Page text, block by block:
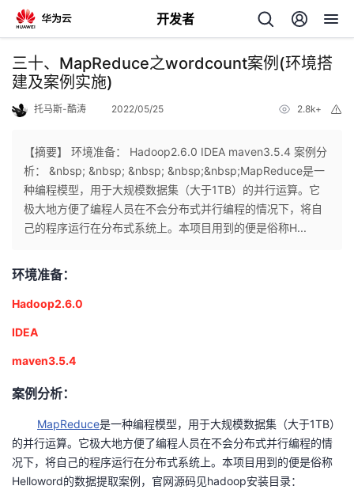
开发者
返
回
个
人
主
页
我
的
开
者
我
的
我
三十、MapReduce之wordcount案例(环境搭
建及案例实施)
托马斯-酷涛 2022/05/25 2.8k+
【摘要】 环境准备： Hadoop2.6.0 IDEA maven3.5.4 案例分
析： &nbsp; &nbsp; &nbsp; &nbsp;&nbsp;MapReduce是一
种编程模型，用于大规模数据集（大于1TB）的并行运算。它
极大地方便了编程人员在不会分布式并行编程的情况下，将自
己的程序运行在分布式系统上。本项目用到的便是俗称H...
环境准备：
Hadoop2.6.0
IDEA
maven3.5.4
案例分析：
MapReduce是一种编程模型，用于大规模数据集（大于1TB）
的并行运算。它极大地方便了编程人员在不会分布式并行编程的情
况下，将自己的程序运行在分布式系统上。本项目用到的便是俗称
Helloword的数据提取案例，官网源码见hadoop安装目录：